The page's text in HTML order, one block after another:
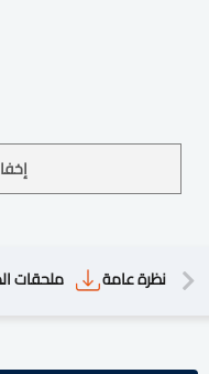
نظرة عامة ملحقات